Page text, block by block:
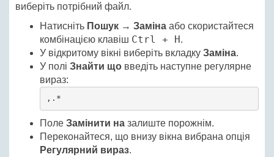
виберіть потрібний файл.
Натисніть Пошук → Заміна або скористайтеся
комбінацією клавіш Ctrl + H.
У відкритому вікні виберіть вкладку Заміна.
У полі Знайти що введіть наступне регулярне
вираз:
,.*
Поле Замінити на залиште порожнім.
Переконайтеся, що внизу вікна вибрана опція
Регулярний вираз.